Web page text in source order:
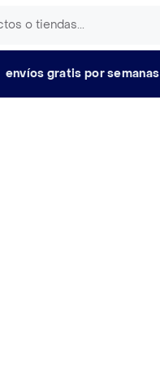
envíos gratis por semanas